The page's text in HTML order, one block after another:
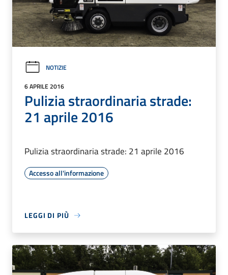
NOTIZIE
6 APRILE 2016
Pulizia straordinaria strade:
21 aprile 2016
Pulizia straordinaria strade: 21 aprile 2016
Accesso all'informazione
LEGGI DI PIÙ